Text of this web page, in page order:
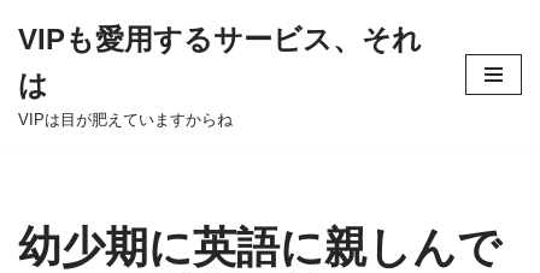
to
content
VIPも愛用するサービス、それ
は
VIPは目が肥えていますからね
幼少期に英語に親しんで